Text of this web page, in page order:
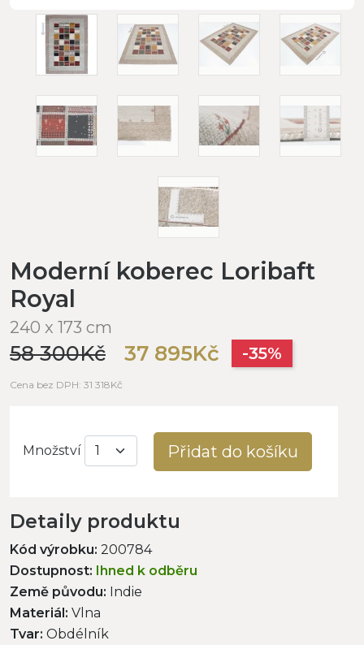
Moderní koberec Loribaft
Royal
240 x 173 cm
58 300Kč 37 895Kč -35%
Cena bez DPH: 31 318Kč
Množství Přidat do košíku
Detaily produktu
Kód výrobku: 200784
Dostupnost: Ihned k odběru
Země původu: Indie
Materiál: Vlna
Tvar: Obdélník